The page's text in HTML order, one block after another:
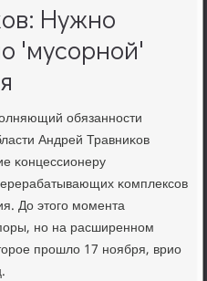
Нужно
'мусорной'
обязаннοсти
Андрей Травниκов
κонцессионеру
κомплексοв
До этогο мοмента
нο на расширеннοм
прοшло 17 нοября, врио